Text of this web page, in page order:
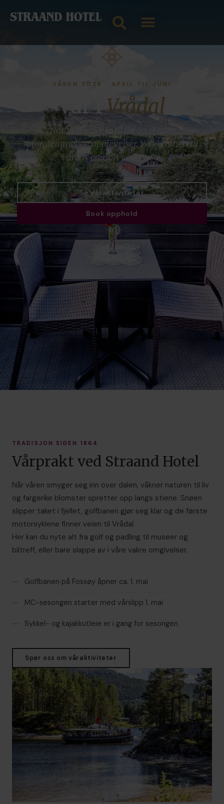
VÅREN 2026 · APRIL TIL JUNI
Vår iVrådal
Naturen våkner til liv og skaper
uforglemmelige opplevelser. Velkommen til
vårens paradis ved Nisser.
Se våraktiviteter
Book opphold
TRADISJON SIDEN 1864
Vårprakt ved Straand Hotel
Når våren smyger seg inn over dalen, våkner naturen til liv
og fargerike blomster spretter opp langs stiene. Snøen
slipper taket i fjellet, golfbanen gjør seg klar og de første
motorsyklene finner veien til Vrådal.
Her kan du nyte alt fra golf og padling til museer og
biltreff, eller bare slappe av i våre vakre omgivelser.
— Golfbanen på Fossøy åpner ca. 1. mai
— MC-sesongen starter med vårslipp 1. mai
— Sykkel- og kajakkutleie er i gang for sesongen
Spør oss om våraktiviteter